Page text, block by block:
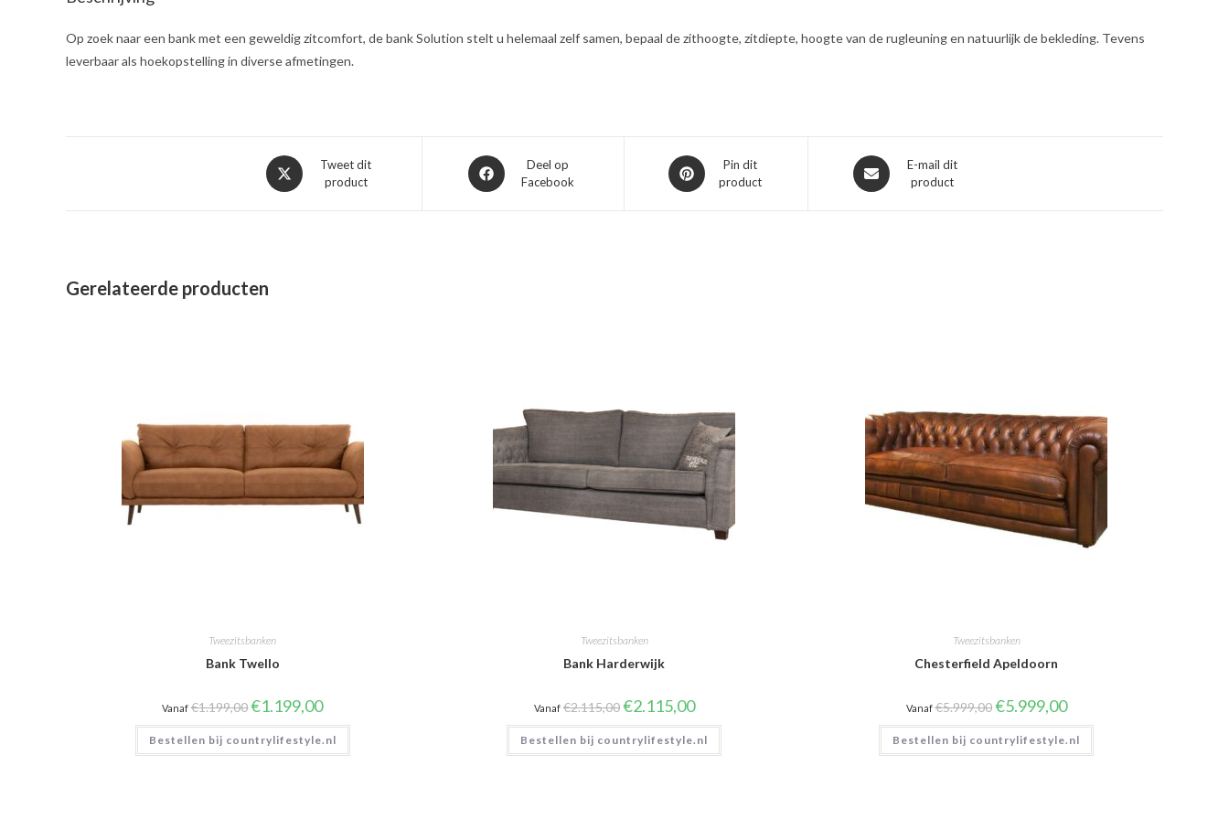
Op zoek naar een bank met een geweldig zitcomfort, de bank Solution stelt u helemaal zelf samen, bepaal de zithoogte, zitdiepte, hoogte van de rugleuning en natuurlijk de bekleding. Tevens
leverbaar als hoekopstelling in diverse afmetingen.
Opent
in
Tweet dit
product
Opent
in
Deel op
Facebook
Opent
in
Pin dit
product
Opent
in
E-mail dit
product
Gerelateerde producten
Tweezitsbanken
Bank Twello
Vanaf €1.199,00Oorspronkelijke
prijs
was:
€1.199,00.
€1.199,00Huidige
prijs
is:
€1.199,00.
Bestellen bij countrylifestyle.nl
Tweezitsbanken
Bank Harderwijk
Vanaf €2.115,00Oorspronkelijke
prijs
was:
€2.115,00.
€2.115,00Huidige
prijs
is:
€2.115,00.
Bestellen bij countrylifestyle.nl
Tweezitsbanken
Chesterfield Apeldoorn
Vanaf €5.999,00 Oorspronkelijke
prijs
was:
€5.999,00.
€5.999,00Huidige
prijs
is:
€5.999,00.
Bestellen bij countrylifestyle.nl